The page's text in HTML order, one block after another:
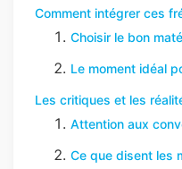
Comment intégrer ces
Choisir le bon
Le moment idéal
Les critiques et les
Attention aux
Ce que disent les